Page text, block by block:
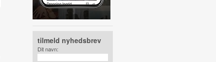
tilmeld nyhedsbrev
Dit navn: